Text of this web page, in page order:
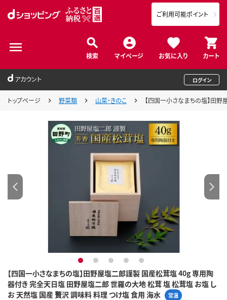
検索 マイページ お気に入り カート
ご利用可能ポイント
アカウント ログイン
トップページ 野菜類 山菜・きのこ 【四国一小さなまちの塩】田
【四国一小さなまちの塩】田野屋塩二郎謹製 国産松茸塩 40g 専用陶
器付き 完全天日塩 田野屋塩二郎 世羅の大地 松茸 塩 松茸塩 お塩 し
お 天然塩 国産 贅沢 調味料 料理 つけ塩 食用 海水
常温
1 2 3 4 5